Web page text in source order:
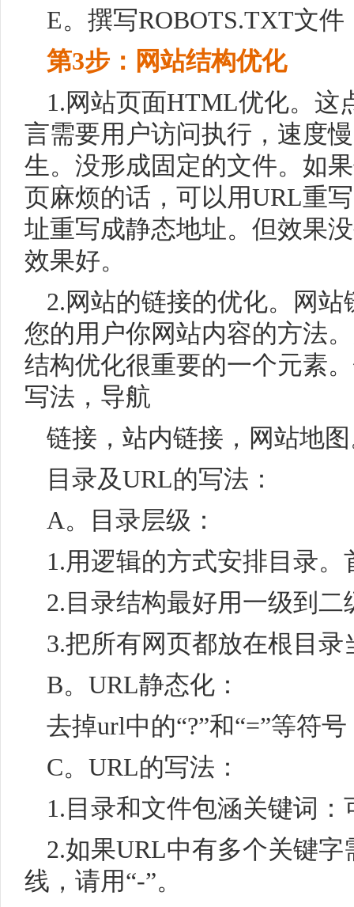
E。撰写ROBOTS.TXT文件
第3步：网站结构优化
1.网站页面HTML优化。这
言需要用户访问执行，速度
生。没形成固定的文件。如
页麻烦的话，可以用URL重
址重写成静态地址。但效果
效果好。
2.网站的链接的优化。网
您的用户你网站内容的方法
结构优化很重要的一个元素
写法，导航
链接，站内链接，网站地
目录及URL的写法：
A。目录层级：
1.用逻辑的方式安排目录
2.目录结构最好用一级到
3.把所有网页都放在根目录
B。URL静态化：
去掉url中的“?”和“=”等符
C。URL的写法：
1.目录和文件包涵关键词
2.如果URL中有多个关键
线，请用“-”。